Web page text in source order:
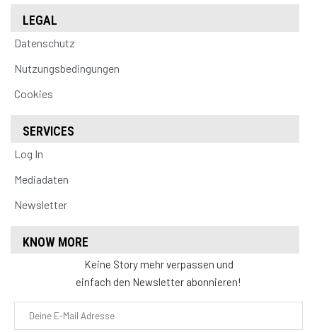
LEGAL
Datenschutz
Nutzungsbedingungen
Cookies
SERVICES
Log In
Mediadaten
Newsletter
KNOW MORE
Keine Story mehr verpassen und
einfach den Newsletter abonnieren!